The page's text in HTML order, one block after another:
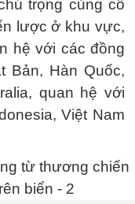
trọng củng cố
lược ở khu vực,
hệ với các đồng
Bản, Hàn Quốc,
quan hệ với
Việt Nam